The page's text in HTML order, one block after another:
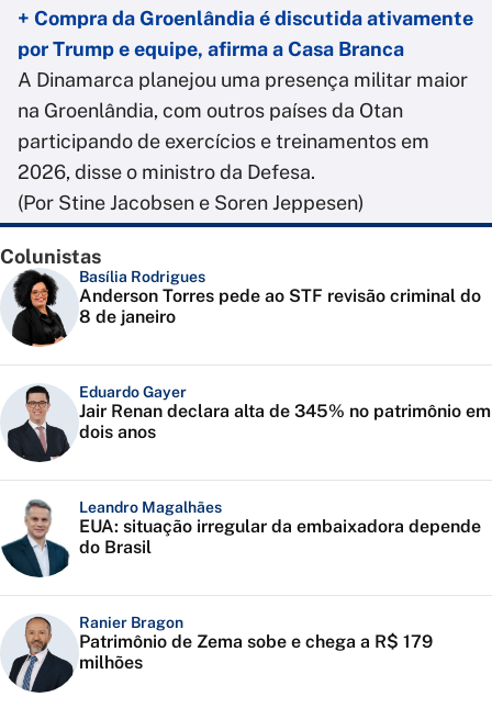
+ Compra da Groenlândia é discutida ativamente
por Trump e equipe, afirma a Casa Branca
A Dinamarca planejou uma presença militar maior
na Groenlândia, com outros países da Otan
participando de exercícios e treinamentos em
2026, disse o ministro da Defesa.
(Por Stine Jacobsen e Soren Jeppesen)
Colunistas
Basília Rodrigues
Anderson Torres pede ao STF revisão criminal do
8 de janeiro
Eduardo Gayer
Jair Renan declara alta de 345% no patrimônio em
dois anos
Leandro Magalhães
EUA: situação irregular da embaixadora depende
do Brasil
Ranier Bragon
Patrimônio de Zema sobe e chega a R$ 179
milhões